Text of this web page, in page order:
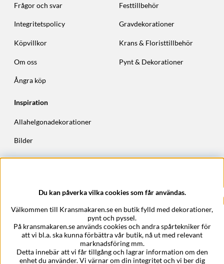
Frågor och svar
Integritetspolicy
Köpvillkor
Om oss
Ångra köp
Festtillbehör
Gravdekorationer
Krans & Floristtillbehör
Pynt & Dekorationer
Inspiration
Allahelgonadekorationer
Bilder
Höstkransar
Epost:support@kransmakaren.se
Du kan påverka vilka cookies som får användas.
Välkommen till Kransmakaren.se en butik fylld med dekorationer,
pynt och pyssel.
På kransmakaren.se används cookies och andra spårtekniker för
att vi bl.a. ska kunna förbättra vår butik, nå ut med relevant
marknadsföring mm.
Detta innebär att vi får tillgång och lagrar information om den
enhet du använder. Vi värnar om din integritet och vi ber dig